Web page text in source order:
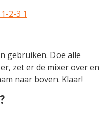
gebruiken. Doe alle
zet er de mixer over en
naar boven. Klaar!